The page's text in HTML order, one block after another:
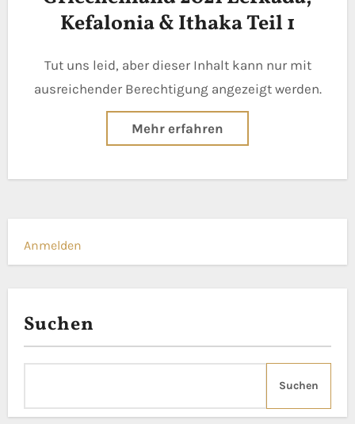
Kefalonia & Ithaka Teil 1
Tut uns leid, aber dieser Inhalt kann nur mit
ausreichender Berechtigung angezeigt werden.
Mehr erfahren
Anmelden
Suchen
Suchen